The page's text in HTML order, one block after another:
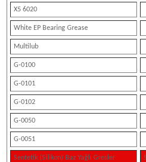
X5 6020
White EP Bearing Grease
Multilub
G-0100
G-0101
G-0102
G-0050
G-0051
Sentetik (Silikon) Baz Yağlı Gresler